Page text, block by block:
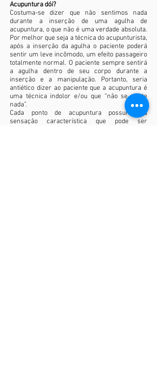
Acupuntura dói?
Costuma-se dizer que não sentimos nada
durante a inserção de uma agulha de
acupuntura, o que não é uma verdade absoluta.
Por melhor que seja a técnica do acupunturista,
após a inserção da agulha o paciente poderá
sentir um leve incômodo, um efeito passageiro
totalmente normal. O paciente sempre sentirá
a agulha dentro de seu corpo durante a
inserção e a manipulação. Portanto, seria
antiético dizer ao paciente que a acupuntura é
uma técnica indolor e/ou que “não se sente
nada”.
Cada ponto de acupuntura possui uma
sensação característica que pode ser